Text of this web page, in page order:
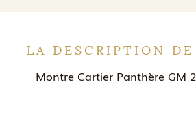
LA DESCRIPTION
Montre Cartier Panthère GM